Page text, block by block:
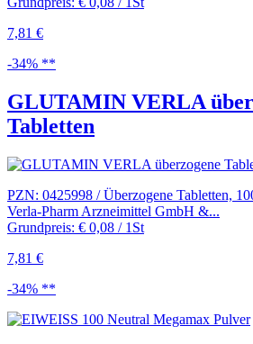
7,81 €
-34% **
GLUTAMIN VERLA
Tabletten
PZN: 0425998 / Überzogene Tabletten,
Verla-Pharm Arzneimittel GmbH &...
Grundpreis: € 0,08 / 1St
7,81 €
-34% **